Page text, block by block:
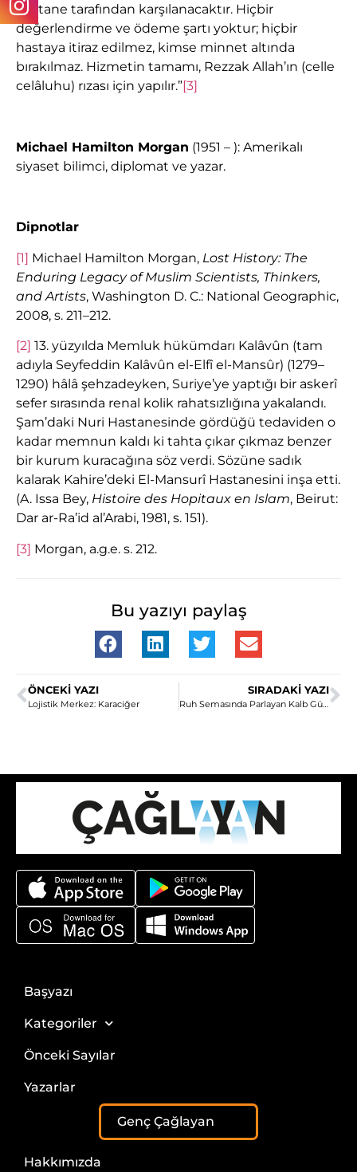
hastane tarafından karşılanacaktır. Hiçbir
değerlendirme ve ödeme şartı yoktur; hiçbir
hastaya itiraz edilmez, kimse minnet altında
bırakılmaz. Hizmetin tamamı, Rezzak Allah’ın (celle
celâluhu) rızası için yapılır.”[3]
Michael Hamilton Morgan (1951 – ): Amerikalı
siyaset bilimci, diplomat ve yazar.
Dipnotlar
[1] Michael Hamilton Morgan, Lost History: The
Enduring Legacy of Muslim Scientists, Thinkers,
and Artists, Washington D. C.: National Geographic,
2008, s. 211–212.
[2] 13. yüzyılda Memluk hükümdarı Kalâvûn (tam
adıyla Seyfeddin Kalâvûn el-Elfî el-Mansûr) (1279–
1290) hâlâ şehzadeyken, Suriye’ye yaptığı bir askerî
sefer sırasında renal kolik rahatsızlığına yakalandı.
Şam’daki Nuri Hastanesinde gördüğü tedaviden o
kadar memnun kaldı ki tahta çıkar çıkmaz benzer
bir kurum kuracağına söz verdi. Sözüne sadık
kalarak Kahire’deki El-Mansurî Hastanesini inşa etti.
(A. Issa Bey, Histoire des Hopitaux en Islam, Beirut:
Dar ar-Ra’id al’Arabi, 1981, s. 151).
[3] Morgan, a.g.e. s. 212.
Bu yazıyı paylaş
ÖNCEKI YAZI
Lojistik Merkez: Karaciğer
SIRADAKI YAZI
Ruh Semasında Parlayan Kalb Güneşi
Başyazı
Kategoriler
Önceki Sayılar
Yazarlar
Genç Çağlayan
Hakkımızda